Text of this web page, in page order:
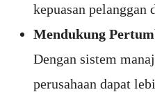
kepuasan pelanggan
Mendukung
Dengan sistem
perusahaan dapat